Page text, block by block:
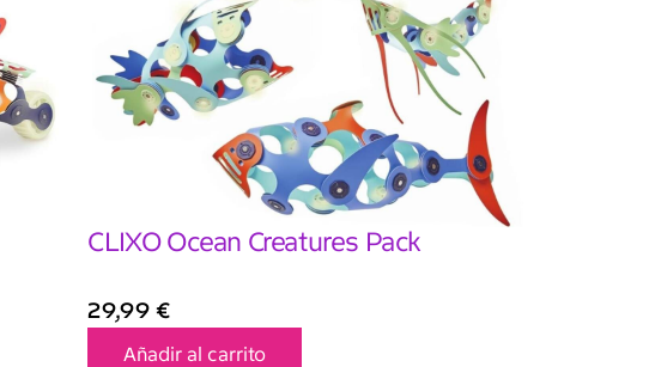
CLIXO Ocean Creatures Pack
29,99€
Añadir al carrito